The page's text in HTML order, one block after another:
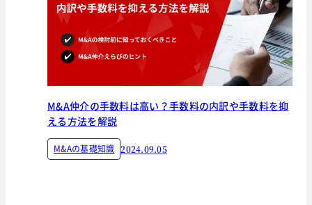
M&A仲介の手数料は高い？手数料の内訳や手数料を抑
える方法を解説
M&Aの基礎知識 2024.09.05